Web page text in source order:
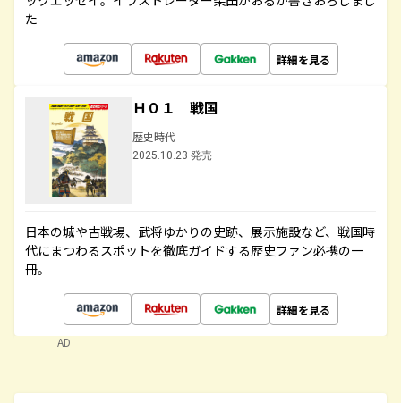
た
詳細を見る
Ｈ０１ 戦国
歴史時代
2025.10.23 発売
日本の城や古戦場、武将ゆかりの史跡、展示施設など、戦国時
代にまつわるスポットを徹底ガイドする歴史ファン必携の一
冊。
詳細を見る
AD